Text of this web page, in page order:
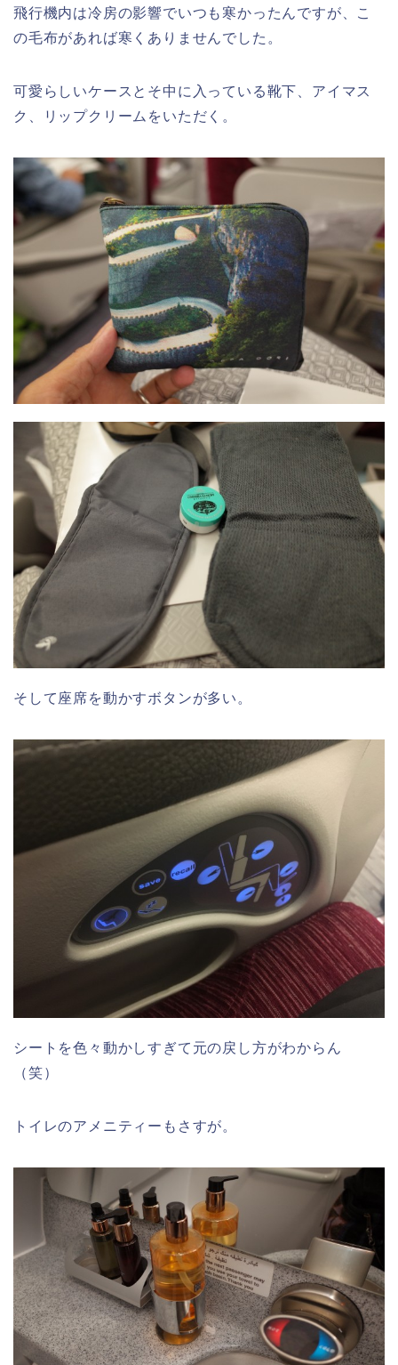
飛行機内は冷房の影響でいつも寒かったんですが、こ
の毛布があれば寒くありませんでした。
可愛らしいケースとそ中に入っている靴下、アイマス
ク、リップクリームをいただく。
そして座席を動かすボタンが多い。
シートを色々動かしすぎて元の戻し方がわからん
（笑）
トイレのアメニティーもさすが。